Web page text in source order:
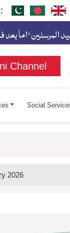
Channel
Social
2026